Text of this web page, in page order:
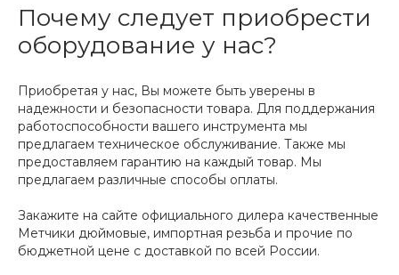
Почему следует приобрести
оборудование у нас?
Приобретая у нас, Вы можете быть уверены в
надежности и безопасности товара. Для поддержания
работоспособности вашего инструмента мы
предлагаем техническое обслуживание. Также мы
предоставляем гарантию на каждый товар. Мы
предлагаем различные способы оплаты.
Закажите на сайте официального дилера качественные
Метчики дюймовые, импортная резьба и прочие по
бюджетной цене с доставкой по всей России.